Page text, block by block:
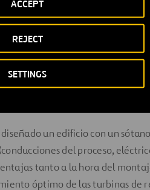
SETTINGS
REJECT
ACCEPT
agua de mar y la planta
necesario construir un
1.200 m³ de capacidad. Desde
cerrados y a los filtros de
un edificio con un
del proceso,
tanto a la hora del
óptimo de las turbinas de